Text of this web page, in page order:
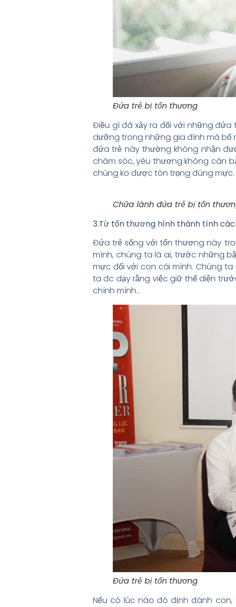
Đứa trẻ bị tổn thương
Điều gì đã xảy ra đối với những
dưỡng trong những gia đình mà bố
đứa trẻ này thường không nhận
chăm sóc, yêu thương không cân
chúng ko được tôn trọng đúng mực.
Chữa lành đứa trẻ bị tổn
3.Từ tổn thương hình thành tính
Đứa trẻ sống với tổn thương này
mình, chúng ta là ai, trước những
mực đối với con cái mình. Chúng
ta đc dạy rằng việc giữ thể diện
chính mình…
Đứa trẻ bị tổn thương
Nếu có lúc nào đó định đánh